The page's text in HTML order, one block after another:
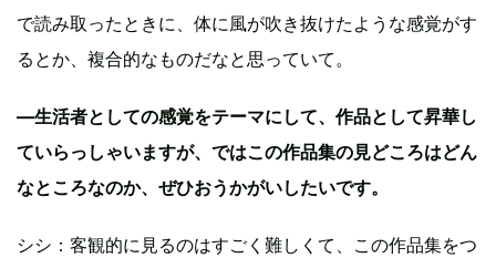
で読み取ったときに、体に風が吹き抜けたような感覚がす
るとか、複合的なものだなと思っていて。
—生活者としての感覚をテーマにして、作品として昇華し
ていらっしゃいますが、ではこの作品集の見どころはどん
なところなのか、ぜひおうかがいしたいです。
シシ：客観的に見るのはすごく難しくて、この作品集をつ